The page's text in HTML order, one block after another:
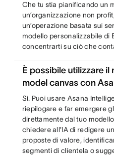
Che tu stia pianificando un
un’organizzazione non
un’operazione basata sui
modello personalizzabile di
concentrarti su ciò che
È possibile utilizzare il
model canvas con
Sì. Puoi usare Asana
riepilogare e far emergere
direttamente dal tuo
chiedere all'IA di redigere
proposte di valore,
segmenti di clientela o